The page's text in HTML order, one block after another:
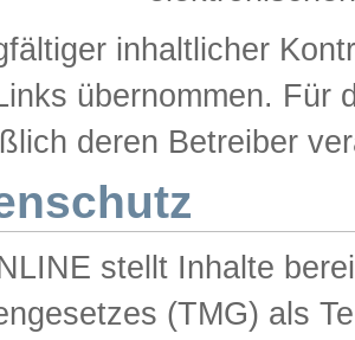
inhaltlicher
übernommen. Für
deren Betreiber
stellt Inhalte
(TMG) als